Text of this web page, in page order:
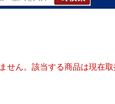
せん。該当する商品は現在